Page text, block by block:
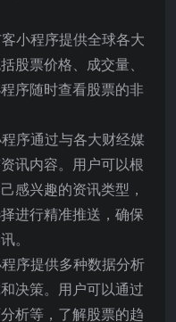
小程序提供全球各大
股票价格、成交量、
序随时查看股票的非
序通过与各大财经媒
讯内容。用户可以根
感兴趣的资讯类型，
进行精准推送，确保
。
序提供多种数据分析
决策。用户可以通过
析等，了解股票的趋